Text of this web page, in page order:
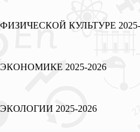
ФИЗИЧЕСКОЙ КУЛЬТУРЕ
ЭКОНОМИКЕ 2025-2026
ЭКОЛОГИИ 2025-2026